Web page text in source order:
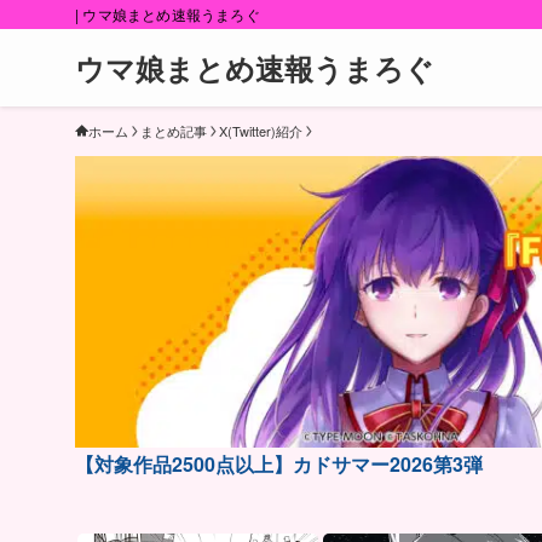
| ウマ娘まとめ速報うまろぐ
ウマ娘まとめ速報うまろぐ
ホーム まとめ記事 X(Twitter)紹介
【対象作品2500点以上】カドサマー2026第3弾